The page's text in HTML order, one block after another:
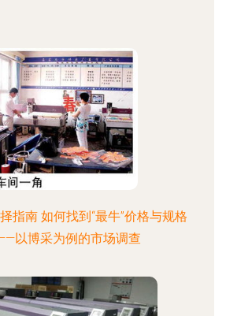
指南 如何找到“最牛”价格与规格
以博采为例的市场调查